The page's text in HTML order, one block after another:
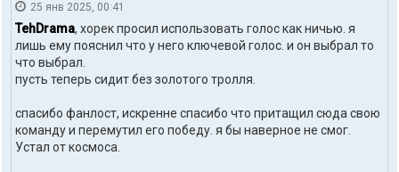
н
т
а
к
ы
о
ь
25 янв 2025, 00:41
TehDrama, хорек просил использовать голос как ничью. я
лишь ему пояснил что у него ключевой голос. и он выбрал то
что выбрал.
пусть теперь сидит без золотого тролля.
спасибо фанлост, искренне спасибо что притащил сюда свою
команду и перемутил его победу. я бы наверное не смог.
Устал от космоса.